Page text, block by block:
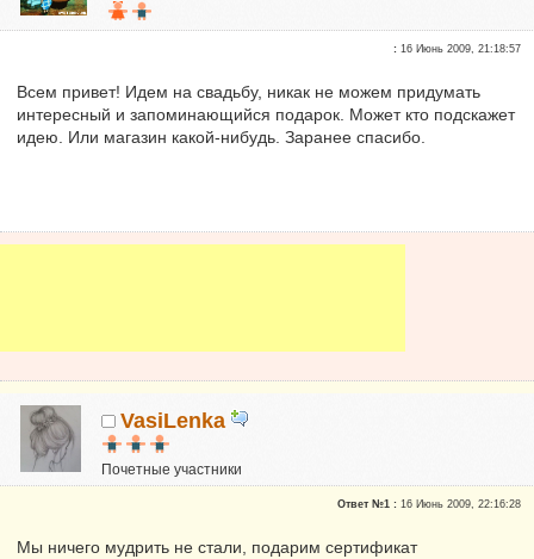
Сказали "Спасибо": 7164
Репутация:5
:16 Июнь 2009, 21:18:57
Всем привет! Идем на свадьбу, никак не можем придумать
интересный и запоминающийся подарок. Может кто подскажет
идею. Или магазин какой-нибудь. Заранее спасибо.
VasiLenka
Почетные участники
Ответ №1 :16 Июнь 2009, 22:16:28
Мы ничего мудрить не стали, подарим сертификат